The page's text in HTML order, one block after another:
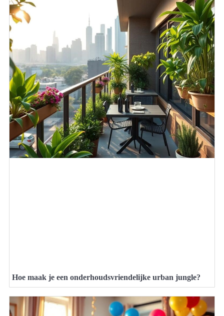
Hoe maak je een onderhoudsvriendelijke urban jungle?